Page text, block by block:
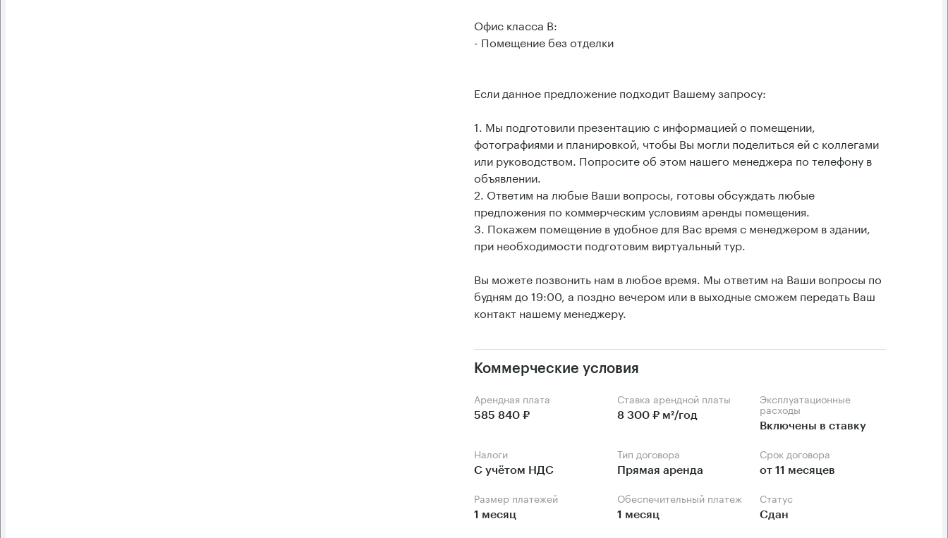
Офис класса B:
- Помещение без отделки
Если данное предложение подходит Вашему запросу:
1. Мы подготовили презентацию с информацией о помещении,
фотографиями и планировкой, чтобы Вы могли поделиться ей с коллегами
или руководством. Попросите об этом нашего менеджера по телефону в
объявлении.
2. Ответим на любые Ваши вопросы, готовы обсуждать любые
предложения по коммерческим условиям аренды помещения.
3. Покажем помещение в удобное для Вас время с менеджером в здании,
при необходимости подготовим виртуальный тур.
Вы можете позвонить нам в любое время. Мы ответим на Ваши вопросы по
будням до 19:00, а поздно вечером или в выходные сможем передать Ваш
контакт нашему менеджеру.
Коммерческие условия
Арендная плата
585 840 ₽
Ставка арендной платы
8 300 ₽ м²/год
Эксплуатационные
расходы
Включены в ставку
Налоги
С учётом НДС
Тип договора
Прямая аренда
Срок договора
от 11 месяцев
Размер платежей
1 месяц
Обеспечительный платеж
1 месяц
Статус
Сдан